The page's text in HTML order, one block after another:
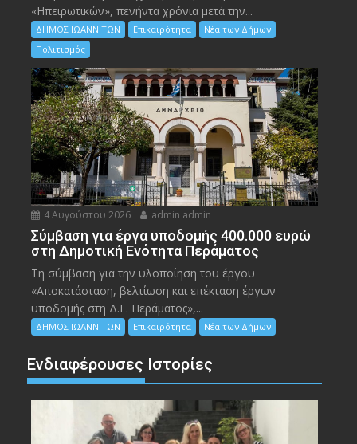
«Ηπειρωτικών», πενήντα χρόνια μετά την...
ΔΗΜΟΣ ΙΩΑΝΝΙΤΩΝ Επικαιρότητα
Νέα των Δήμων
Πολιτισμός
4 Αυγούστου 2026 admin admin
Σύμβαση για έργα υποδομής 400.000 ευρώ
στη Δημοτική Ενότητα Περάματος
Τη σύμβαση για την υλοποίηση του έργου
«Αποκατάσταση, βελτίωση και επέκταση έργων
υποδομής στη Δ.Ε. Περάματος»,...
ΔΗΜΟΣ ΙΩΑΝΝΙΤΩΝ Επικαιρότητα Νέα των Δήμων
Ενδιαφέρουσες Ιστορίες